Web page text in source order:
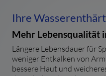
Ihre
Mehr Lebensqualität
Längere Lebensdauer für
weniger Entkalken von
bessere Haut und